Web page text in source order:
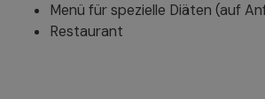
Menü für spezielle Diäten (auf
Restaurant